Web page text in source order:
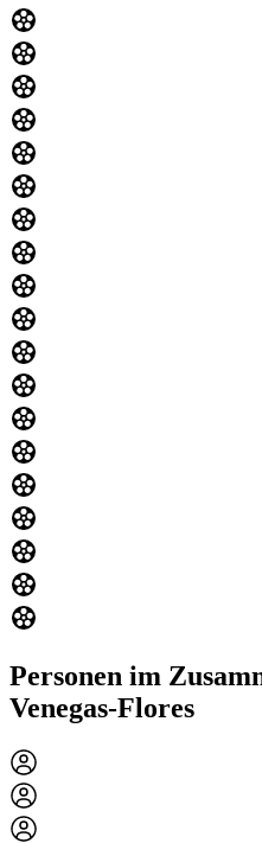
Personen im
Venegas-Flores